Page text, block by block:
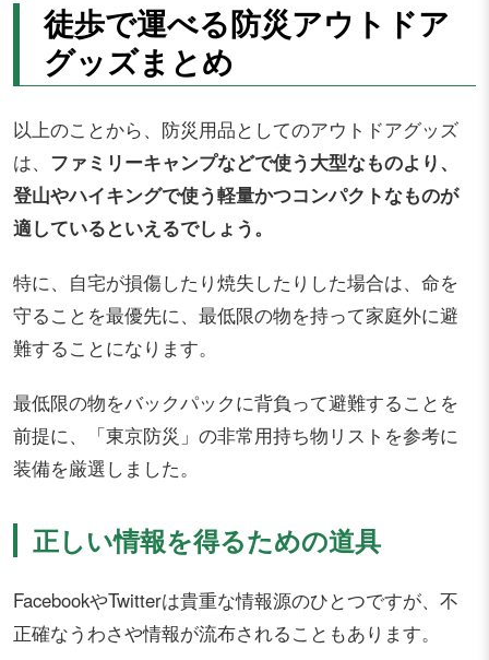
徒歩で運べる防災アウトドア
グッズまとめ
以上のことから、防災用品としてのアウトドアグッズ
は、 ファミリーキャンプなどで使う大型なものより、
登山やハイキングで使う軽量かつコンパクトなものが
適しているといえるでしょう。
特に、自宅が損傷したり焼失したりした場合は、命を
守ることを最優先に、最低限の物を持って家庭外に避
難することになります。
最低限の物をバックパックに背負って避難することを
前提に、「東京防災」の非常用持ち物リストを参考に
装備を厳選しました。
正しい情報を得るための道具
FacebookやTwitterは貴重な情報源のひとつですが、不
正確なうわさや情報が流布されることもあります。